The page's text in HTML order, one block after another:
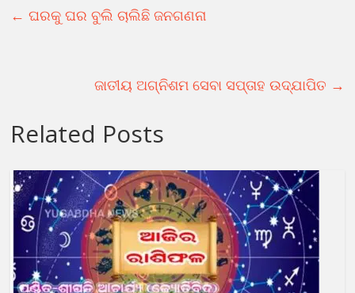
← ଘରକୁ ଘର ବୁଲି ଚାଲିଛି ଜନଗଣନା
ଜାତୀୟ ଅଗ୍ନିଶମ ସେବା ସପ୍ତାହ ଉଦ୍‍ଯାପିତ →
Related Posts